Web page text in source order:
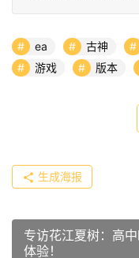
ea 古神
游戏
版本
生成海报
专访花江夏树：高
体验！